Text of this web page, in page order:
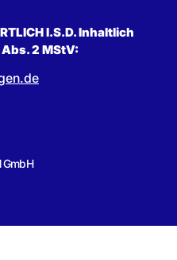
I.S.D. Inhaltlich
2 MStV:
GmbH